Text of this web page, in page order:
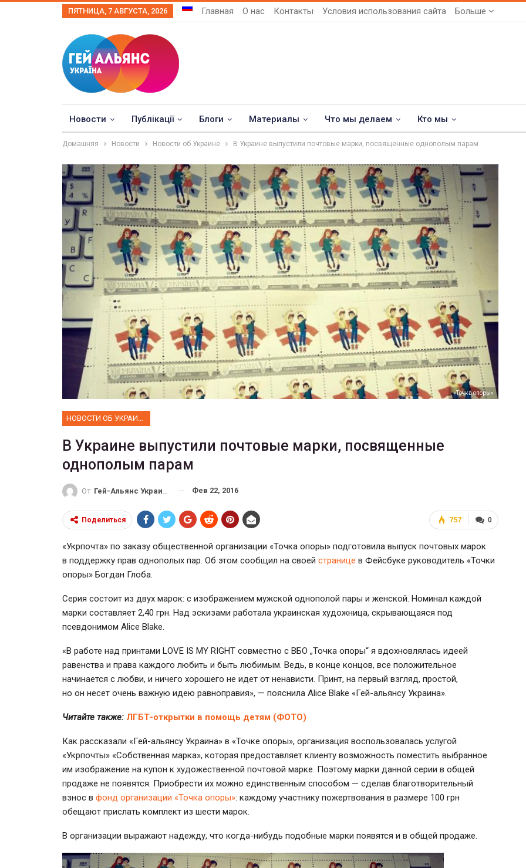
ПЯТНИЦА, 7 АВГУСТА, 2026 Главная О нас Контакты Условия использования сайта Больше
Новости Публікації Блоги Материалы Что мы делаем Кто мы
Домашняя Новости Новости об Украине В Украине выпустили почтовые марки, посвященные однополым парам
«Точка опоры»
НОВОСТИ ОБ УКРАИНЕ
В Украине выпустили почтовые марки, посвященные
однополым парам
От Гей-Альянс Украина Фев 22, 2016
0
757
Поделиться
«Укрпочта» по заказу общественной организации «Точка опоры» подготовила выпуск почтовых марок
в поддержку прав однополых пар. Об этом сообщил на своей странице в Фейсбуке руководитель «Точки
опоры» Богдан Глоба.
Серия состоит из двух марок: с изображением мужской однополой пары и женской. Номинал каждой
марки составляет 2,40 грн. Над эскизами работала украинская художница, скрывающаяся под
псевдонимом Alice Blake.
«В работе над принтами LOVE IS MY RIGHT совместно с ВБО „Точка опоры“ я вдохновлялась идеей
равенства и права каждого любить и быть любимым. Ведь, в конце концов, все положительное
начинается с любви, и ничего хорошего не идет от ненависти. Принт, на первый взгляд, простой,
но он несет очень важную идею равноправия», — пояснила Alice Blake «Гей-альянсу Украина».
Читайте также: ЛГБТ-открытки в помощь детям (ФОТО)
Как рассказали «Гей-альянсу Украина» в «Точке опоры», организация воспользовалась услугой
«Укрпочты» «Собственная марка», которая предоставляет клиенту возможность поместить выбранное
им изображение на купон к художественной почтовой марке. Поэтому марки данной серии в общей
продаже не появятся. Приобрести их можно единственным способом — сделав благотворительный
взнос в фонд организации «Точка опоры»: каждому участнику пожертвования в размере 100 грн
обещают прислать комплект из шести марок.
В организации выражают надежду, что когда-нибудь подобные марки появятся и в общей продаже.
В Берлине отпраздновали
легализацию гей-браков
ГЕЙ-АЛЬЯНС УКРАИНА Июл 2, 2017 0
ФОТО
Марш равенства в Киеве, 2017
Июн 20, 2017 0